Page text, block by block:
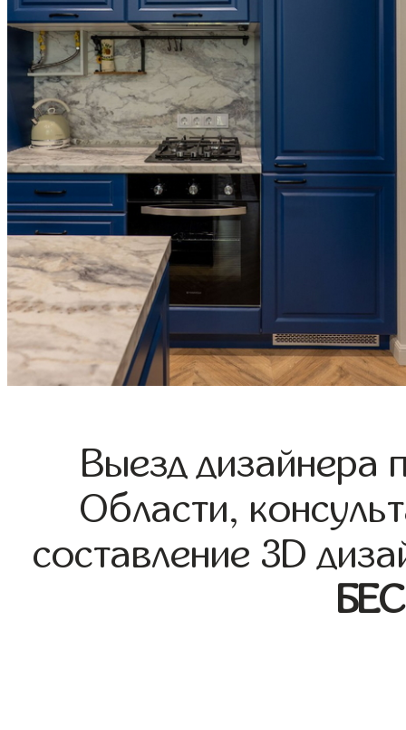
Выезд дизайнера
Области,
составление 3D